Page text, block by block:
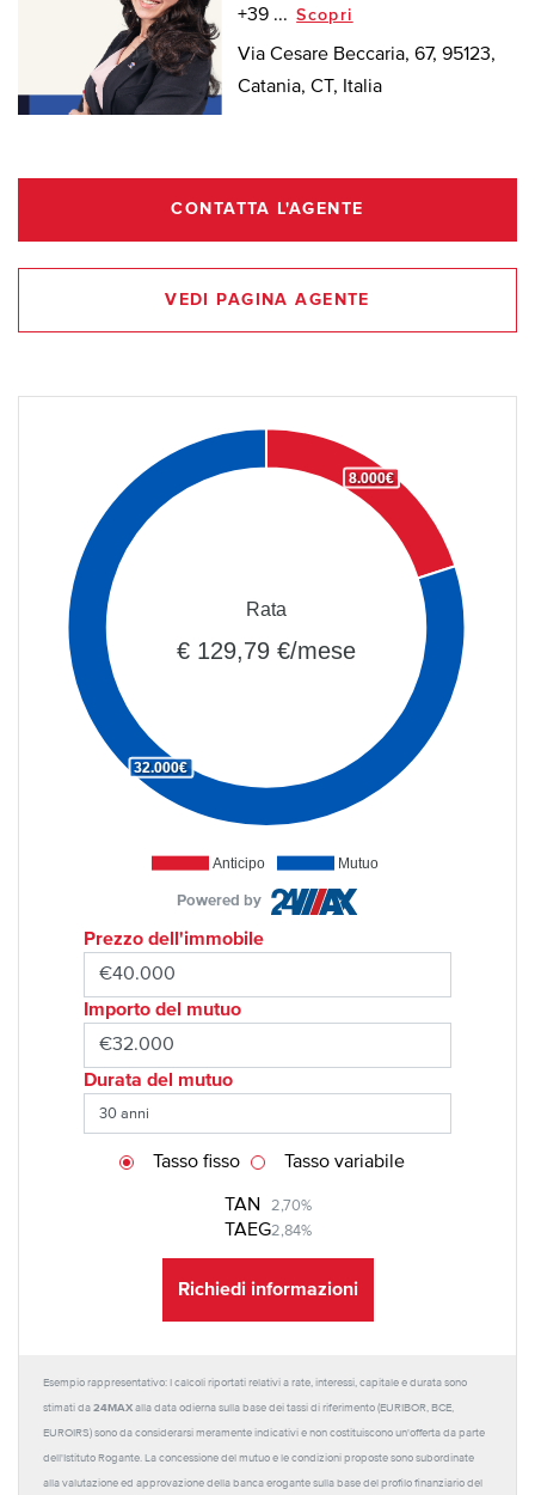
+39 ... Scopri
Via Cesare Beccaria, 67, 95123,
Catania, CT, Italia
CONTATTA L'AGENTE
VEDI PAGINA AGENTE
Anticipo Mutuo
8.000€
32.000€
Rata
€ 129,79 €/mese
Powered by
Prezzo dell'immobile
Importo del mutuo
Durata del mutuo
TAN 2,70%
TAEG2,84%
Tasso fisso Tasso variabile
Richiedi informazioni
Esempio rappresentativo: I calcoli riportati relativi a rate, interessi, capitale e durata sono
stimati da 24MAX alla data odierna sulla base dei tassi di riferimento (EURIBOR, BCE,
EUROIRS) sono da considerarsi meramente indicativi e non costituiscono un'offerta da parte
dell'Istituto Rogante. La concessione del mutuo e le condizioni proposte sono subordinate
alla valutazione ed approvazione della banca erogante sulla base del profilo finanziario del